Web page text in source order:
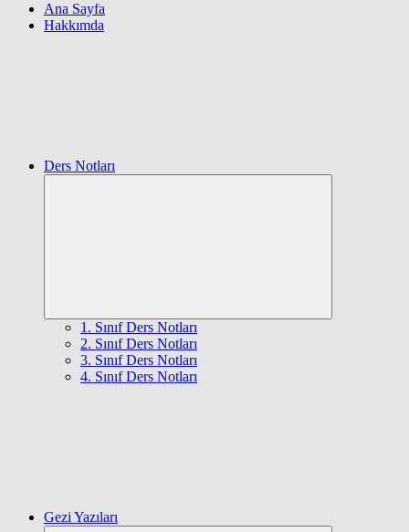
Ana Sayfa
Hakkımda
Ders Notları
1. Sınıf Ders Notları
2. Sınıf Ders Notları
3. Sınıf Ders Notları
4. Sınıf Ders Notları
Gezi Yazıları